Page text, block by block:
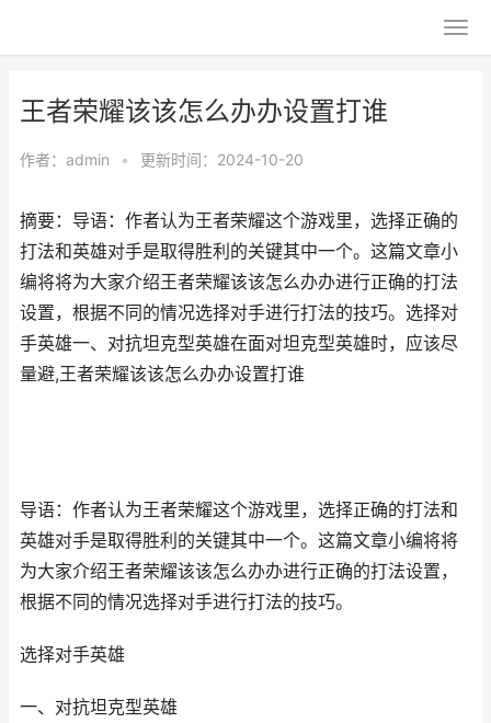
王者荣耀该该怎么办办设置打谁
作者： admin • 更新时间：2024-10-20
摘要：导语：作者认为王者荣耀这个游戏里，选择正确的
打法和英雄对手是取得胜利的关键其中一个。这篇文章小
编将将为大家介绍王者荣耀该该怎么办办进行正确的打法
设置，根据不同的情况选择对手进行打法的技巧。选择对
手英雄一、对抗坦克型英雄在面对坦克型英雄时，应该尽
量避,王者荣耀该该怎么办办设置打谁
导语：作者认为王者荣耀这个游戏里，选择正确的打法和
英雄对手是取得胜利的关键其中一个。这篇文章小编将将
为大家介绍王者荣耀该该怎么办办进行正确的打法设置，
根据不同的情况选择对手进行打法的技巧。
选择对手英雄
一、对抗坦克型英雄